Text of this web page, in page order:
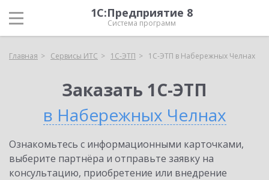
1С:Предприятие 8
Система программ
Главная Сервисы ИТС 1С-ЭТП 1С-ЭТП в Набережных Челнах
Заказать 1С-ЭТП
в Набережных Челнах
Ознакомьтесь с информационными карточками,
выберите партнёра и отправьте заявку на
консультацию, приобретение или внедрение